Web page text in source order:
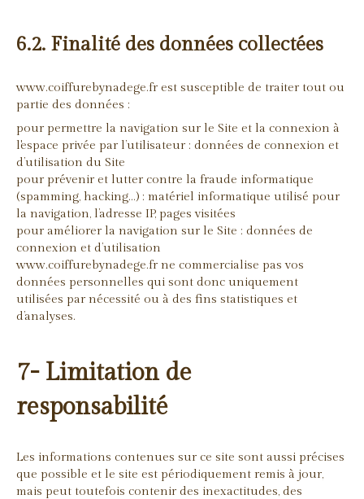
6.2. Finalité des données collectées
www.coiffurebynadege.fr est susceptible de traiter tout ou
partie des données :
pour permettre la navigation sur le Site et la connexion à
l'espace privée par l’utilisateur : données de connexion et
d’utilisation du Site
pour prévenir et lutter contre la fraude informatique
(spamming, hacking…) : matériel informatique utilisé pour
la navigation, l’adresse IP, pages visitées
pour améliorer la navigation sur le Site : données de
connexion et d’utilisation
www.coiffurebynadege.fr ne commercialise pas vos
données personnelles qui sont donc uniquement
utilisées par nécessité ou à des fins statistiques et
d’analyses.
7- Limitation de
responsabilité
Les informations contenues sur ce site sont aussi précises
que possible et le site est périodiquement remis à jour,
mais peut toutefois contenir des inexactitudes, des